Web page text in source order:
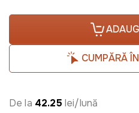
CUMPĂRĂ
De la 42.25 lei/lună